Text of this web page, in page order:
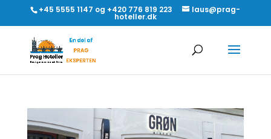
+45 5555 1147 og +420 776 819 223 laus@prag-
hoteller.dk